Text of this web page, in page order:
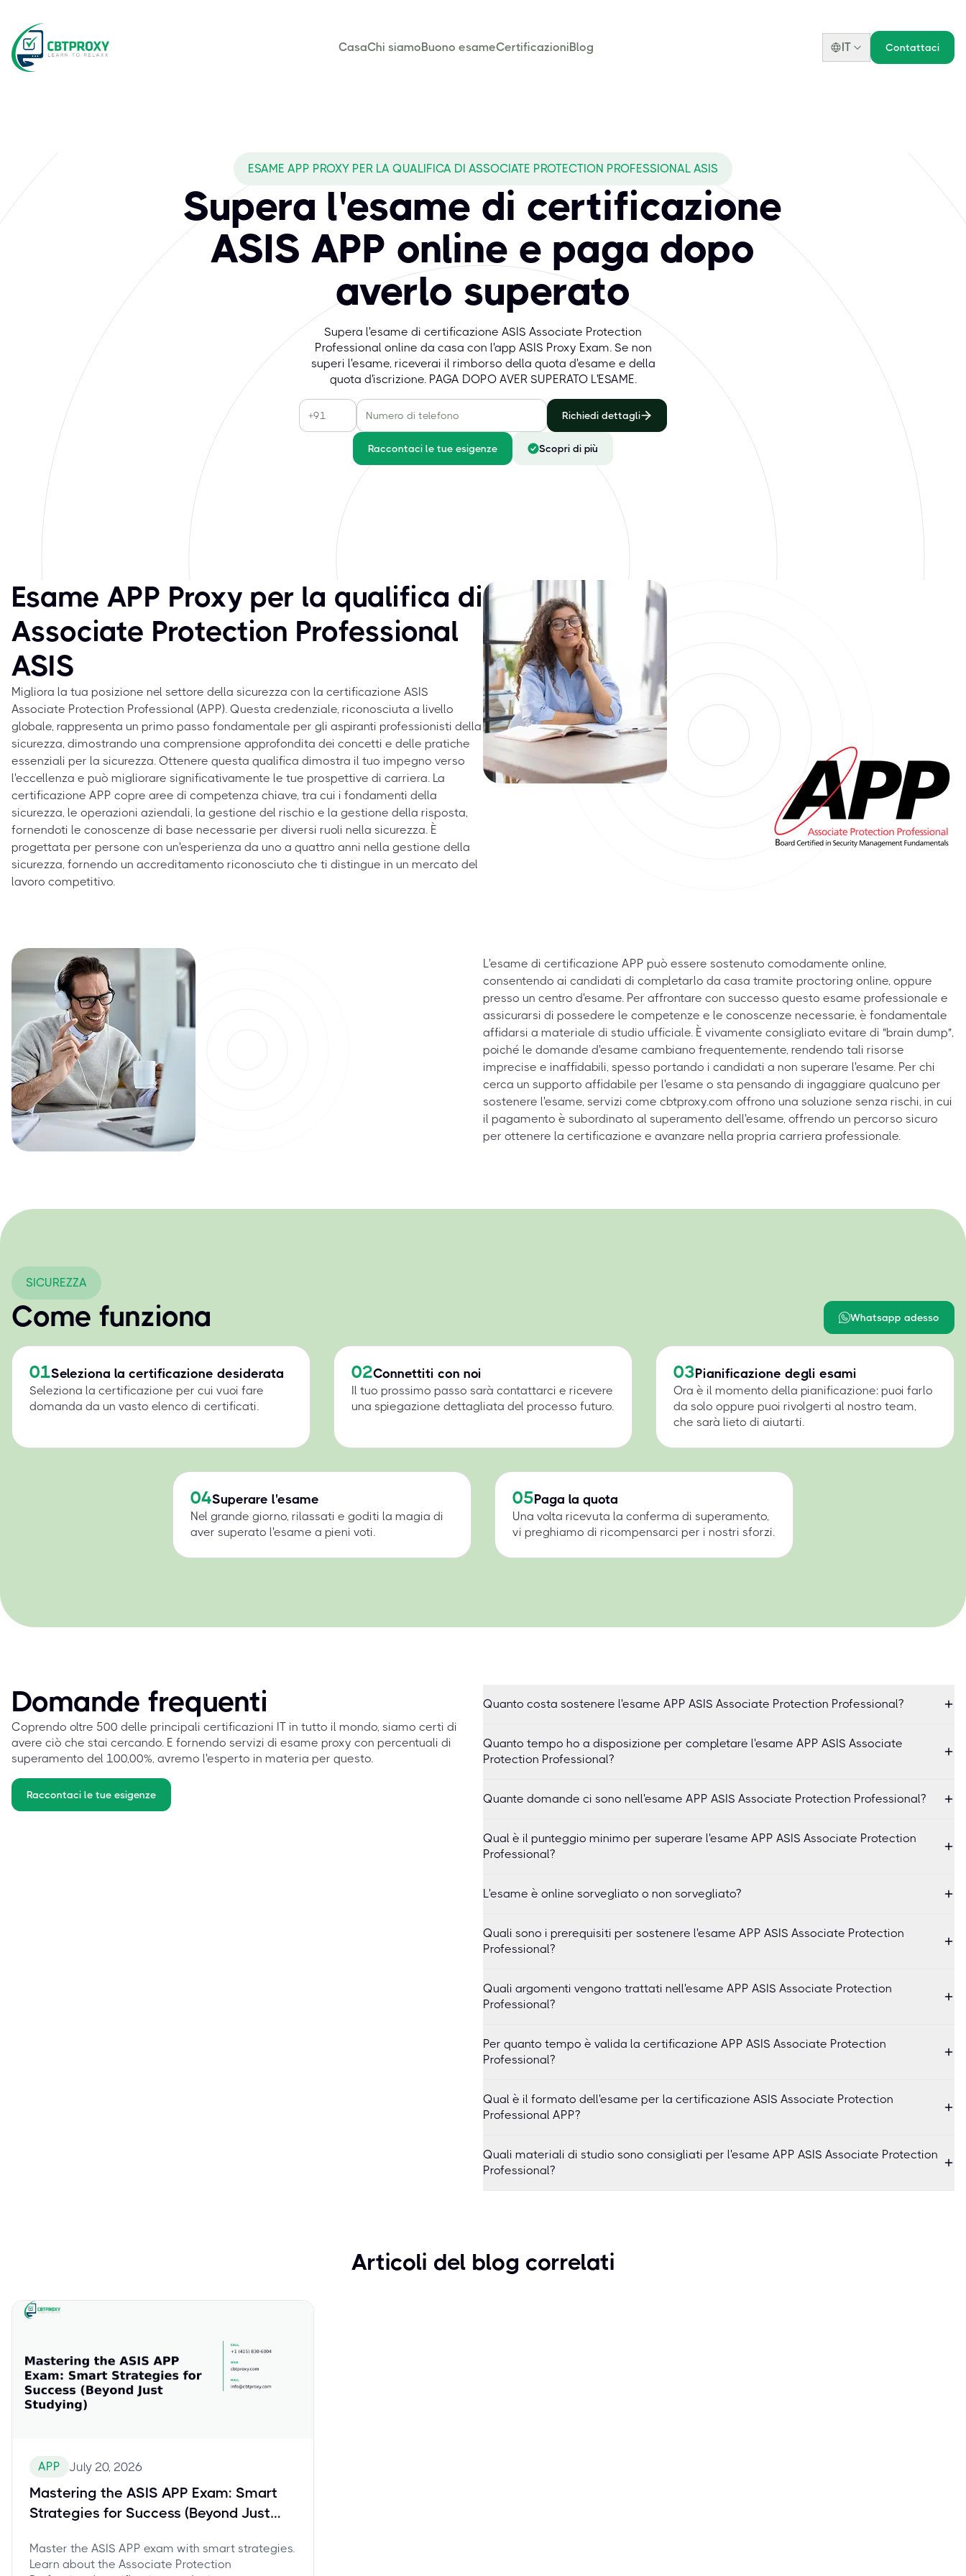
CasaChi siamoBuono esameCertificazioniBlog IT Contattaci
ESAME APP PROXY PER LA QUALIFICA DI ASSOCIATE PROTECTION PROFESSIONAL ASIS
Supera l'esame di certificazione
ASIS APP online e paga dopo
averlo superato
Supera l'esame di certificazione ASIS Associate Protection
Professional online da casa con l'app ASIS Proxy Exam. Se non
superi l'esame, riceverai il rimborso della quota d'esame e della
quota d'iscrizione. PAGA DOPO AVER SUPERATO L'ESAME.
Richiedi dettagli
Raccontaci le tue esigenze Scopri di più
Esame APP Proxy per la qualifica di
Associate Protection Professional
ASIS
Migliora la tua posizione nel settore della sicurezza con la certificazione ASIS
Associate Protection Professional (APP). Questa credenziale, riconosciuta a livello
globale, rappresenta un primo passo fondamentale per gli aspiranti professionisti della
sicurezza, dimostrando una comprensione approfondita dei concetti e delle pratiche
essenziali per la sicurezza. Ottenere questa qualifica dimostra il tuo impegno verso
l'eccellenza e può migliorare significativamente le tue prospettive di carriera. La
certificazione APP copre aree di competenza chiave, tra cui i fondamenti della
sicurezza, le operazioni aziendali, la gestione del rischio e la gestione della risposta,
fornendoti le conoscenze di base necessarie per diversi ruoli nella sicurezza. È
progettata per persone con un'esperienza da uno a quattro anni nella gestione della
sicurezza, fornendo un accreditamento riconosciuto che ti distingue in un mercato del
lavoro competitivo.
L'esame di certificazione APP può essere sostenuto comodamente online,
consentendo ai candidati di completarlo da casa tramite proctoring online, oppure
presso un centro d'esame. Per affrontare con successo questo esame professionale e
assicurarsi di possedere le competenze e le conoscenze necessarie, è fondamentale
affidarsi a materiale di studio ufficiale. È vivamente consigliato evitare di "brain dump",
poiché le domande d'esame cambiano frequentemente, rendendo tali risorse
imprecise e inaffidabili, spesso portando i candidati a non superare l'esame. Per chi
cerca un supporto affidabile per l'esame o sta pensando di ingaggiare qualcuno per
sostenere l'esame, servizi come cbtproxy.com offrono una soluzione senza rischi, in cui
il pagamento è subordinato al superamento dell'esame, offrendo un percorso sicuro
per ottenere la certificazione e avanzare nella propria carriera professionale.
SICUREZZA
Come funziona Whatsapp adesso
01Seleziona la certificazione desiderata
Seleziona la certificazione per cui vuoi fare
domanda da un vasto elenco di certificati.
02Connettiti con noi
Il tuo prossimo passo sarà contattarci e ricevere
una spiegazione dettagliata del processo futuro.
03Pianificazione degli esami
Ora è il momento della pianificazione: puoi farlo
da solo oppure puoi rivolgerti al nostro team,
che sarà lieto di aiutarti.
04Superare l'esame
Nel grande giorno, rilassati e goditi la magia di
aver superato l'esame a pieni voti.
05Paga la quota
Una volta ricevuta la conferma di superamento,
vi preghiamo di ricompensarci per i nostri sforzi.
Domande frequenti
Coprendo oltre 500 delle principali certificazioni IT in tutto il mondo, siamo certi di
avere ciò che stai cercando. E fornendo servizi di esame proxy con percentuali di
superamento del 100,00%, avremo l'esperto in materia per questo.
Raccontaci le tue esigenze
Quanto costa sostenere l'esame APP ASIS Associate Protection Professional?
Quanto tempo ho a disposizione per completare l'esame APP ASIS Associate
Protection Professional?
Quante domande ci sono nell'esame APP ASIS Associate Protection Professional?
Qual è il punteggio minimo per superare l'esame APP ASIS Associate Protection
Professional?
L'esame è online sorvegliato o non sorvegliato?
Quali sono i prerequisiti per sostenere l'esame APP ASIS Associate Protection
Professional?
Quali argomenti vengono trattati nell'esame APP ASIS Associate Protection
Professional?
Per quanto tempo è valida la certificazione APP ASIS Associate Protection
Professional?
Qual è il formato dell'esame per la certificazione ASIS Associate Protection
Professional APP?
Quali materiali di studio sono consigliati per l'esame APP ASIS Associate Protection
Professional?
Articoli del blog correlati
APP July 20, 2026
Mastering the ASIS APP Exam: Smart
Strategies for Success (Beyond Just
Master the ASIS APP exam with smart strategies.
Learn about the Associate Protection